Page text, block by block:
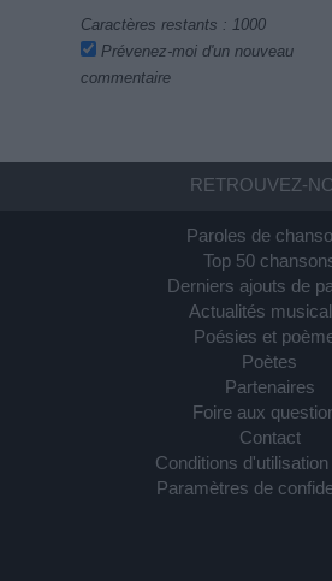
Caractères restants : 1000
Prévenez-moi d'un nouveau
commentaire
RETROUVEZ-
Paroles de
Top 50
Derniers ajouts de
Actualités
Poésies et
Poètes
Partenaires
Foire aux
Contact
Conditions
Paramètres de